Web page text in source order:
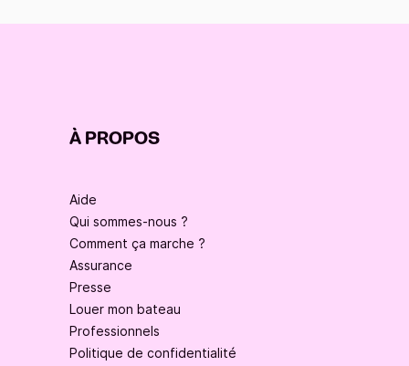
À PROPOS
Aide
Qui sommes-nous ?
Comment ça marche ?
Assurance
Presse
Louer mon bateau
Professionnels
Politique de confidentialité